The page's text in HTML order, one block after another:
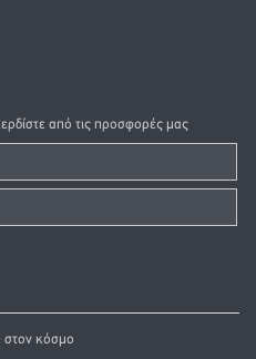
από τις προσφορές μας
στον κόσμο